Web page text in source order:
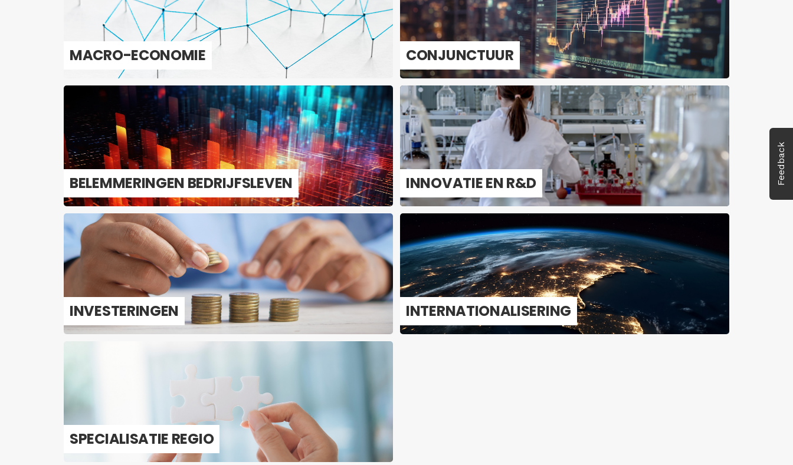
Feedback
MACRO-​ECONOMIE CON­JUNC­TUUR
BE­LEM­ME­RIN­GEN BE­DRIJFS­LE­VEN IN­NO­VA­TIE EN R&D
IN­VES­TE­RIN­GEN IN­TER­NA­TI­O­NA­LI­SE­RING
SPE­CI­A­LI­SA­TIE REGIO